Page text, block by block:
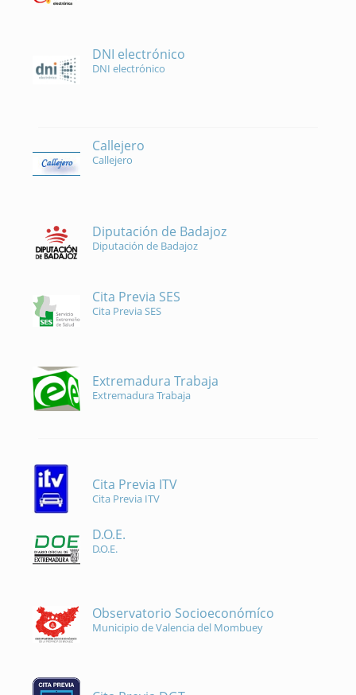
DNI electrónico
DNI electrónico
Callejero
Callejero
Diputación de Badajoz
Diputación de Badajoz
Cita Previa SES
Cita Previa SES
Extremadura Trabaja
Extremadura Trabaja
Cita Previa ITV
Cita Previa ITV
D.O.E.
D.O.E.
Observatorio Socioeconómíco
Municipio de Valencia del Mombuey